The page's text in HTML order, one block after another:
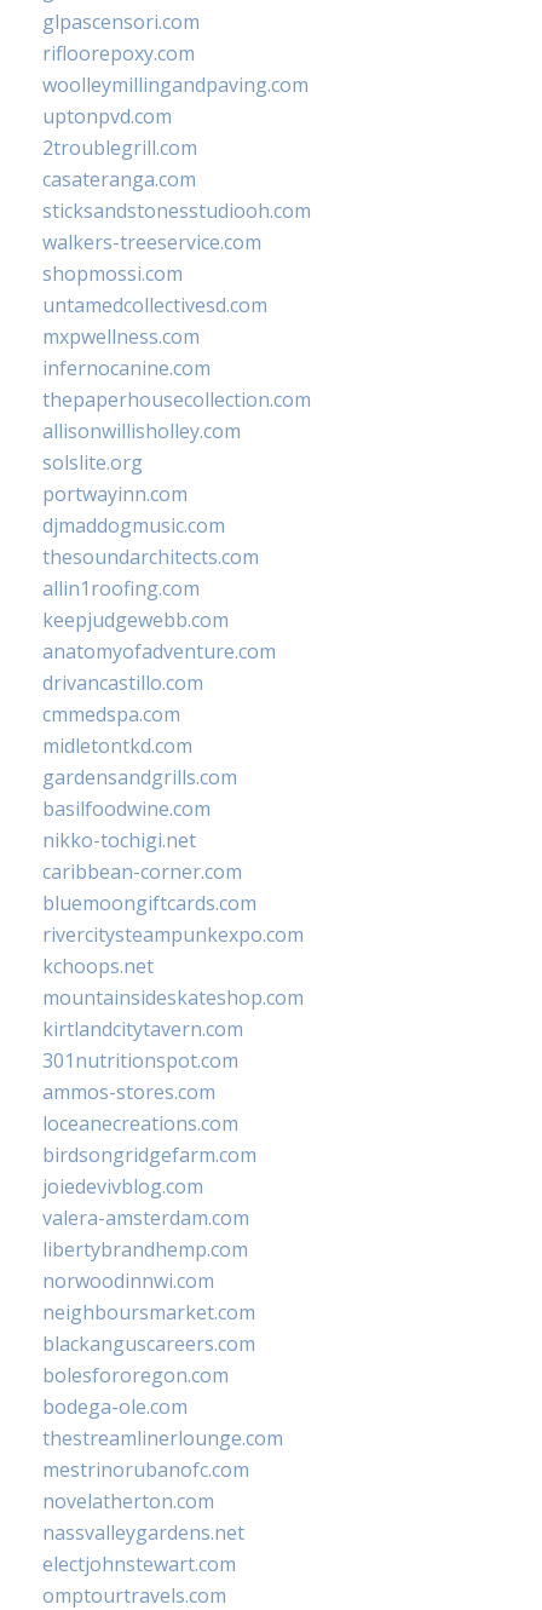
glpascensori.com
rifloorepoxy.com
woolleymillingandpaving.com
uptonpvd.com
2troublegrill.com
casateranga.com
sticksandstonesstudiooh.com
walkers-treeservice.com
shopmossi.com
untamedcollectivesd.com
mxpwellness.com
infernocanine.com
thepaperhousecollection.com
allisonwillisholley.com
solslite.org
portwayinn.com
djmaddogmusic.com
thesoundarchitects.com
allin1roofing.com
keepjudgewebb.com
anatomyofadventure.com
drivancastillo.com
cmmedspa.com
midletontkd.com
gardensandgrills.com
basilfoodwine.com
nikko-tochigi.net
caribbean-corner.com
bluemoongiftcards.com
rivercitysteampunkexpo.com
kchoops.net
mountainsideskateshop.com
kirtlandcitytavern.com
301nutritionspot.com
ammos-stores.com
loceanecreations.com
birdsongridgefarm.com
joiedevivblog.com
valera-amsterdam.com
libertybrandhemp.com
norwoodinnwi.com
neighboursmarket.com
blackanguscareers.com
bolesfororegon.com
bodega-ole.com
thestreamlinerlounge.com
mestrinorubanofc.com
novelatherton.com
nassvalleygardens.net
electjohnstewart.com
omptourtravels.com